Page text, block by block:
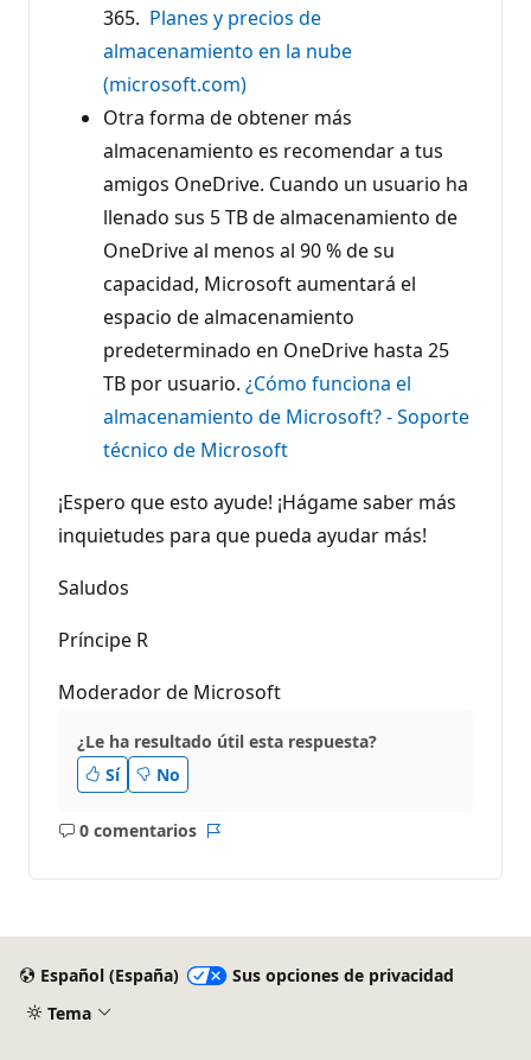
365. Planes y precios de
almacenamiento en la nube
(microsoft.com)
Otra forma de obtener más
almacenamiento es recomendar a tus
amigos OneDrive. Cuando un usuario ha
llenado sus 5 TB de almacenamiento de
OneDrive al menos al 90 % de su
capacidad, Microsoft aumentará el
espacio de almacenamiento
predeterminado en OneDrive hasta 25
TB por usuario. ¿Cómo funciona el
almacenamiento de Microsoft? - Soporte
técnico de Microsoft
¡Espero que esto ayude! ¡Hágame saber más
inquietudes para que pueda ayudar más!
Saludos
Príncipe R
Moderador de Microsoft
¿Le ha resultado útil esta respuesta?
Sí
No
0 comentarios
No
Español (España)
Sus opciones de privacidad
Tema